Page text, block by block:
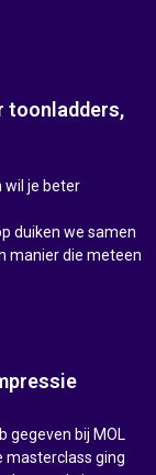
toonladders,
wil je beter
duiken we samen
manier die meteen
gegeven bij MOL
masterclass ging